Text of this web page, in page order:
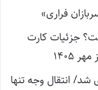
فراری»
جزئیات کارت
۱۴۰۵
شد/ انتقال وجه تنها